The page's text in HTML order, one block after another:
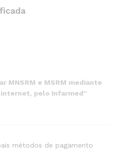
MNSRM e MSRM mediante
pelo Infarmed”
métodos de pagamento